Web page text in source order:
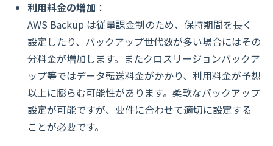
利用料金の増加 ：
AWS Backup は従量課金制のため、保持期間を長く
設定したり、バックアップ世代数が多い場合にはその
分料金が増加します。またクロスリージョンバックア
ップ等ではデータ転送料金がかかり、利用料金が予想
以上に膨らむ可能性があります。柔軟なバックアップ
設定が可能ですが、要件に合わせて適切に設定する
ことが必要です。